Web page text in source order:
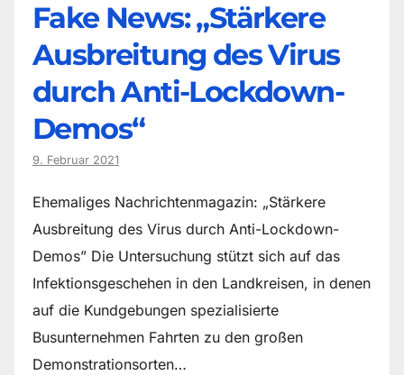
Fake News: „Stärkere
Ausbreitung des Virus
durch Anti-Lockdown-
Demos“
9. Februar 2021
Ehemaliges Nachrichtenmagazin: „Stärkere
Ausbreitung des Virus durch Anti-Lockdown-
Demos” Die Untersuchung stützt sich auf das
Infektionsgeschehen in den Landkreisen, in denen
auf die Kundgebungen spezialisierte
Busunternehmen Fahrten zu den großen
Demonstrationsorten…